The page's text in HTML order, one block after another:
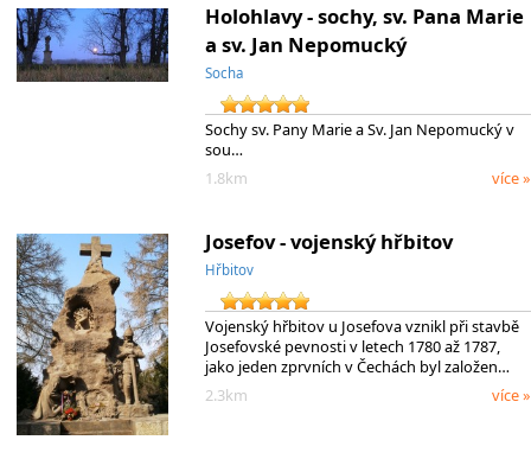
Holohlavy - sochy, sv. Pana Marie
a sv. Jan Nepomucký
Socha
Sochy sv. Pany Marie a Sv. Jan Nepomucký v
sou…
1.8km
více »
Josefov - vojenský hřbitov
Hřbitov
Vojenský hřbitov u Josefova vznikl při stavbě
Josefovské pevnosti v letech 1780 až 1787,
jako jeden zprvních v Čechách byl založen…
2.3km
více »